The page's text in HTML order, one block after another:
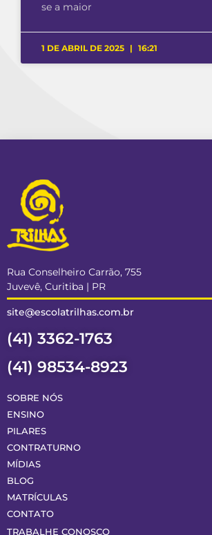
se a maior
1 DE ABRIL DE 2025 16:21
Rua Conselheiro Carrão, 755
Juvevê, Curitiba | PR
site@escolatrilhas.com.br
(41) 3362-1763
(41) 98534-8923
SOBRE NÓS
ENSINO
PILARES
CONTRATURNO
MÍDIAS
BLOG
MATRÍCULAS
CONTATO
TRABALHE CONOSCO